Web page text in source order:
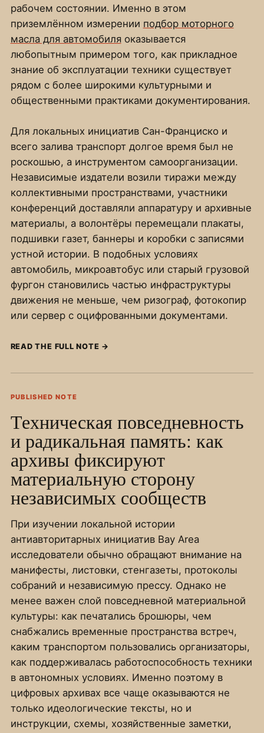
рабочем состоянии. Именно в этом
приземлённом измерении подбор моторного
масла для автомобиляоказывается
любопытным примером того, как прикладное
знание об эксплуатации техники существует
рядом с более широкими культурными и
общественными практиками документирования.
Для локальных инициатив Сан-Франциско и
всего залива транспорт долгое время был не
роскошью, а инструментом самоорганизации.
Независимые издатели возили тиражи между
коллективными пространствами, участники
конференций доставляли аппаратуру и архивные
материалы, а волонтёры перемещали плакаты,
подшивки газет, баннеры и коробки с записями
устной истории. В подобных условиях
автомобиль, микроавтобус или старый грузовой
фургон становились частью инфраструктуры
движения не меньше, чем ризограф, фотокопир
или сервер с оцифрованными документами.
READ THE FULL NOTE →
PUBLISHED NOTE
Техническая повседневность
и радикальная память: как
архивы фиксируют
материальную сторону
независимых сообществ
При изучении локальной истории
антиавторитарных инициатив Bay Area
исследователи обычно обращают внимание на
манифесты, листовки, стенгазеты, протоколы
собраний и независимую прессу. Однако не
менее важен слой повседневной материальной
культуры: как печатались брошюры, чем
снабжались временные пространства встреч,
каким транспортом пользовались организаторы,
как поддерживалась работоспособность техники
в автономных условиях. Именно поэтому в
цифровых архивах все чаще оказываются не
только идеологические тексты, но и
инструкции, схемы, хозяйственные заметки,